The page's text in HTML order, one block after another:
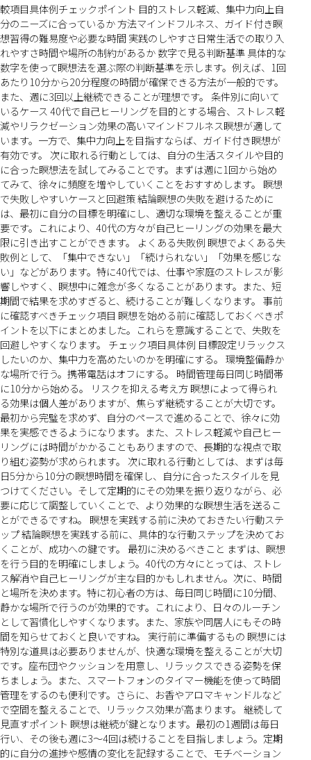
較項目具体例チェックポイント 目的ストレス軽減、集中力向上自
分のニーズに合っているか 方法マインドフルネス、ガイド付き瞑
想習得の難易度や必要な時間 実践のしやすさ日常生活での取り入
れやすさ時間や場所の制約があるか 数字で見る判断基準 具体的な
数字を使って瞑想法を選ぶ際の判断基準を示します。例えば、1回
あたり10分から20分程度の時間が確保できる方法が一般的です。
また、週に3回以上継続できることが理想です。 条件別に向いて
いるケース 40代で自己ヒーリングを目的とする場合、ストレス軽
減やリラクゼーション効果の高いマインドフルネス瞑想が適して
います。一方で、集中力向上を目指すならば、ガイド付き瞑想が
有効です。 次に取れる行動としては、自分の生活スタイルや目的
に合った瞑想法を試してみることです。まずは週に1回から始め
てみて、徐々に頻度を増やしていくことをおすすめします。 瞑想
で失敗しやすいケースと回避策 結論瞑想の失敗を避けるために
は、最初に自分の目標を明確にし、適切な環境を整えることが重
要です。これにより、40代の方々が自己ヒーリングの効果を最大
限に引き出すことができます。 よくある失敗例 瞑想でよくある失
敗例として、「集中できない」「続けられない」「効果を感じな
い」などがあります。特に40代では、仕事や家庭のストレスが影
響しやすく、瞑想中に雑念が多くなることがあります。また、短
期間で結果を求めすぎると、続けることが難しくなります。 事前
に確認すべきチェック項目 瞑想を始める前に確認しておくべきポ
イントを以下にまとめました。これらを意識することで、失敗を
回避しやすくなります。 チェック項目具体例 目標設定リラックス
したいのか、集中力を高めたいのかを明確にする。 環境整備静か
な場所で行う。携帯電話はオフにする。 時間管理毎日同じ時間帯
に10分から始める。 リスクを抑える考え方 瞑想によって得られ
る効果は個人差がありますが、焦らず継続することが大切です。
最初から完璧を求めず、自分のペースで進めることで、徐々に効
果を実感できるようになります。また、ストレス軽減や自己ヒー
リングには時間がかかることもありますので、長期的な視点で取
り組む姿勢が求められます。 次に取れる行動としては、まずは毎
日5分から10分の瞑想時間を確保し、自分に合ったスタイルを見
つけてください。そして定期的にその効果を振り返りながら、必
要に応じて調整していくことで、より効果的な瞑想生活を送るこ
とができるですね。 瞑想を実践する前に決めておきたい行動ステ
ップ 結論瞑想を実践する前に、具体的な行動ステップを決めてお
くことが、成功への鍵です。 最初に決めるべきこと まずは、瞑想
を行う目的を明確にしましょう。40代の方々にとっては、ストレ
ス解消や自己ヒーリングが主な目的かもしれません。次に、時間
と場所を決めます。特に初心者の方は、毎日同じ時間に10分間、
静かな場所で行うのが効果的です。これにより、日々のルーチン
として習慣化しやすくなります。また、家族や同居人にもその時
間を知らせておくと良いですね。 実行前に準備するもの 瞑想には
特別な道具は必要ありませんが、快適な環境を整えることが大切
です。座布団やクッションを用意し、リラックスできる姿勢を保
ちましょう。また、スマートフォンのタイマー機能を使って時間
管理をするのも便利です。さらに、お香やアロマキャンドルなど
で空間を整えることで、リラックス効果が高まります。 継続して
見直すポイント 瞑想は継続が鍵となります。最初の1週間は毎日
行い、その後も週に3〜4回は続けることを目指しましょう。定期
的に自分の進捗や感情の変化を記録することで、モチベーション